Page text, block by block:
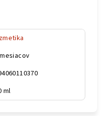
ml